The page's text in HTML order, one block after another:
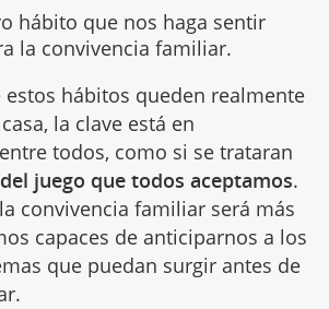
hábito que nos haga sentir
la convivencia familiar.
estos hábitos queden realmente
la clave está en
entre todos, como si se trataran
juego que todos aceptamos.
convivencia familiar será más
capaces de anticiparnos a los
que puedan surgir antes de